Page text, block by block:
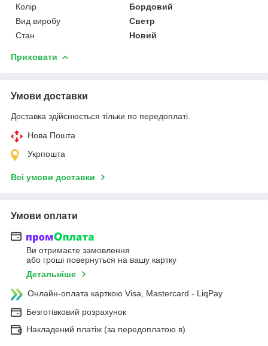
Колір
Бордовий
Вид виробу
Светр
Стан
Новий
Приховати
Умови доставки
Доставка здійснюється тільки по передоплаті.
Нова Пошта
Укрпошта
Всі умови доставки
Умови оплати
Ви отримаєте замовлення
або гроші повернуться на вашу картку
Детальніше
Онлайн-оплата карткою Visa, Mastercard - LiqPay
Безготівковий розрахунок
Накладений платіж (за передоплатою в)